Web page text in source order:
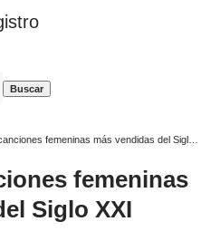
femeninas más vendidas del Siglo XXI
femeninas
Siglo XXI